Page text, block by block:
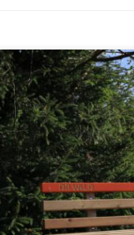
Der alte Doktor-Wald-Weg
2022). Über den neuen
vom mdr-Thüringen (Stand